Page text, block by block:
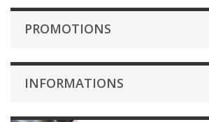
PROMOTIONS
INFORMATIONS